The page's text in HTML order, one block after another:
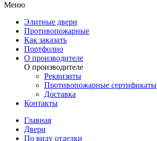
Меню
Элитные двери
Противопожарные
Как заказать
Портфолио
О производителе
О производителе
Реквизиты
Противопожарные сертификаты
Доставка
Контакты
Главная
Двери
По виду отделки